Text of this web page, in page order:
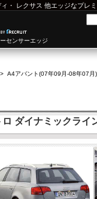
・ レクサス 他エッジなプレ
センサーエッジ
> A4アバント(07年09月-08年07月)
ダイナミックライ